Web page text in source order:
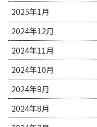
2025年1月
2024年12月
2024年11月
2024年10月
2024年9月
2024年8月